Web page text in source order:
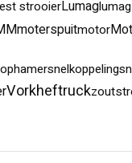
strooierLumag
motor
snelkoppeling
Vorkheftruck